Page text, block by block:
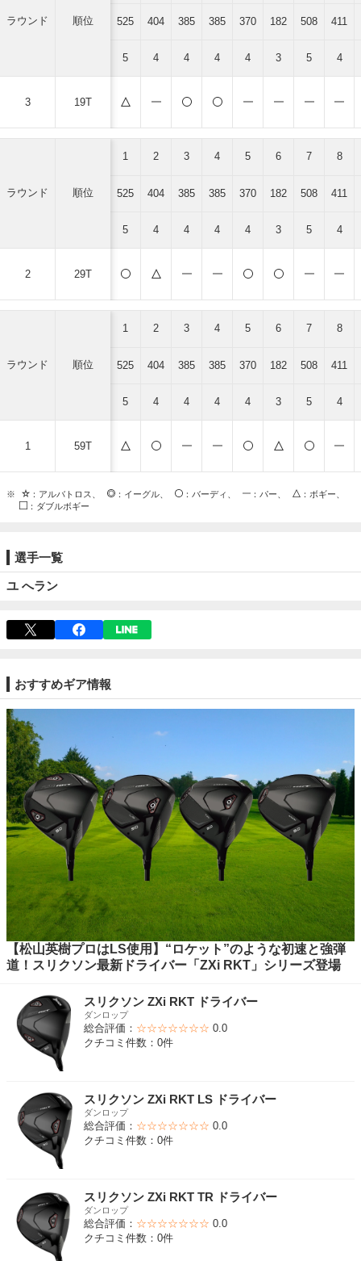
ラウンド 順位
3 19T
525 404 385 385 370 182 508 411
5 4 4 4 4 3 5 4
ラウンド 順位
2 29T
1 2 3 4 5 6 7 8
525 404 385 385 370 182 508 411
5 4 4 4 4 3 5 4
ラウンド 順位
1 59T
1 2 3 4 5 6 7 8
525 404 385 385 370 182 508 411
5 4 4 4 4 3 5 4
※ ：アルバトロス、 ：イーグル、 ：バーディ、 ：パー、
：ボギー、
：ダブルボギー
選手一覧
ユ へラン
おすすめギア情報
【松山英樹プロはLS使用】“ロケット”のような初速と強弾
道！スリクソン最新ドライバー「ZXi RKT」シリーズ登場
スリクソン ZXi RKT ドライバー
ダンロップ
総合評価： ☆☆☆☆☆☆☆ 0.0
クチコミ件数：0件
スリクソン ZXi RKT LS ドライバー
ダンロップ
総合評価： ☆☆☆☆☆☆☆ 0.0
クチコミ件数：0件
スリクソン ZXi RKT TR ドライバー
ダンロップ
総合評価： ☆☆☆☆☆☆☆ 0.0
クチコミ件数：0件